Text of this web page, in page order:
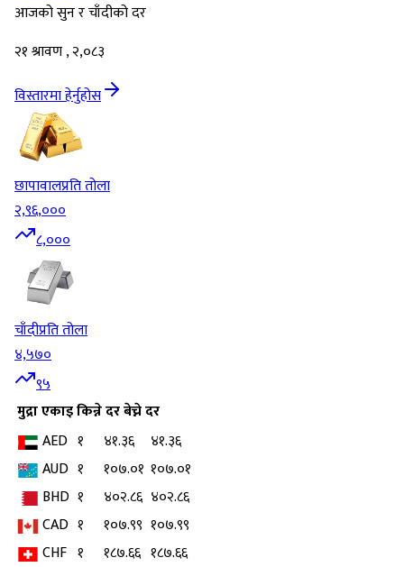
आजको सुन र चाँदीको दर
२१ श्रावण , २,०८३
विस्तारमा हेर्नुहोस
छापावालप्रति तोला
२,९६,०००
८,०००
चाँदीप्रति तोला
४,५७०
९५
मुद्राएकाइकिन्ने दरबेच्ने दर
AED १ ४१.३६
४१.३६
AUD १ १०७.०१ १०७.०१
BHD १ ४०२.८६ ४०२.८६
CAD १ १०७.९९ १०७.९९
CHF १ १८७.६६ १८७.६६